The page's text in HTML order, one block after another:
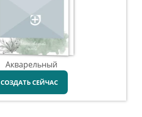
Акварельный
СОЗДАТЬ СЕЙЧАС